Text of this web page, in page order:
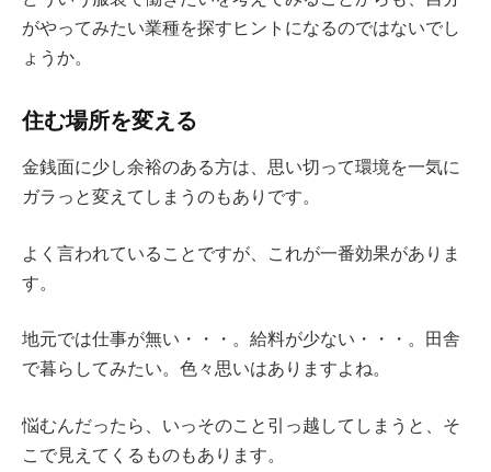
がやってみたい業種を探すヒントになるのではないでし
ょうか。
住む場所を変える
金銭面に少し余裕のある方は、思い切って環境を一気に
ガラっと変えてしまうのもありです。
よく言われていることですが、これが一番効果がありま
す。
地元では仕事が無い・・・。給料が少ない・・・。田舎
で暮らしてみたい。色々思いはありますよね。
悩むんだったら、いっそのこと引っ越してしまうと、そ
こで見えてくるものもあります。